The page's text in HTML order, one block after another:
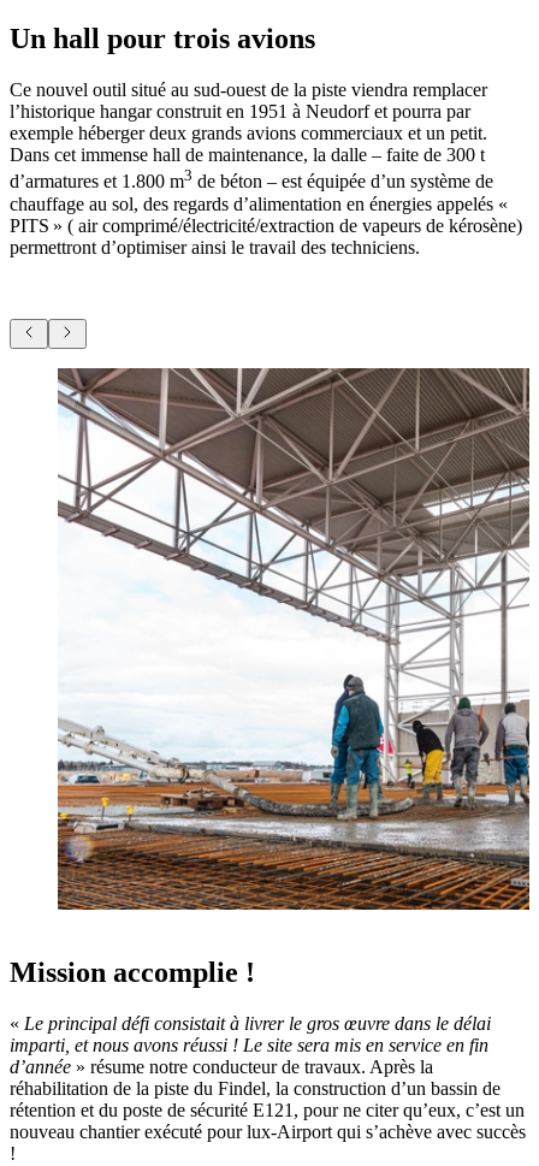
Un hall pour trois avions
Ce nouvel outil situé au sud-ouest de la piste viendra remplacer
l’historique hangar construit en 1951 à Neudorf et pourra par
exemple héberger deux grands avions commerciaux et un petit.
Dans cet immense hall de maintenance, la dalle – faite de 300 t
d’armatures et 1.800 m3 de béton – est équipée d’un système de
chauffage au sol, des regards d’alimentation en énergies appelés «
PITS » ( air comprimé/électricité/extraction de vapeurs de kérosène)
permettront d’optimiser ainsi le travail des techniciens.
Mission accomplie !
« Le principal défi consistait à livrer le gros œuvre dans le délai
imparti, et nous avons réussi ! Le site sera mis en service en fin
d’année » résume notre conducteur de travaux. Après la
réhabilitation de la piste du Findel, la construction d’un bassin de
rétention et du poste de sécurité E121, pour ne citer qu’eux, c’est un
nouveau chantier exécuté pour lux-Airport qui s’achève avec succès
!